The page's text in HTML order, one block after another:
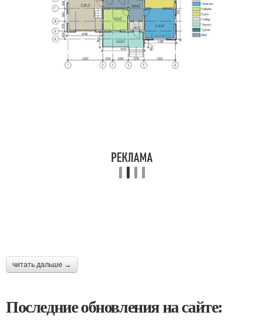
читать дальше →
Последние обновления на сайте: